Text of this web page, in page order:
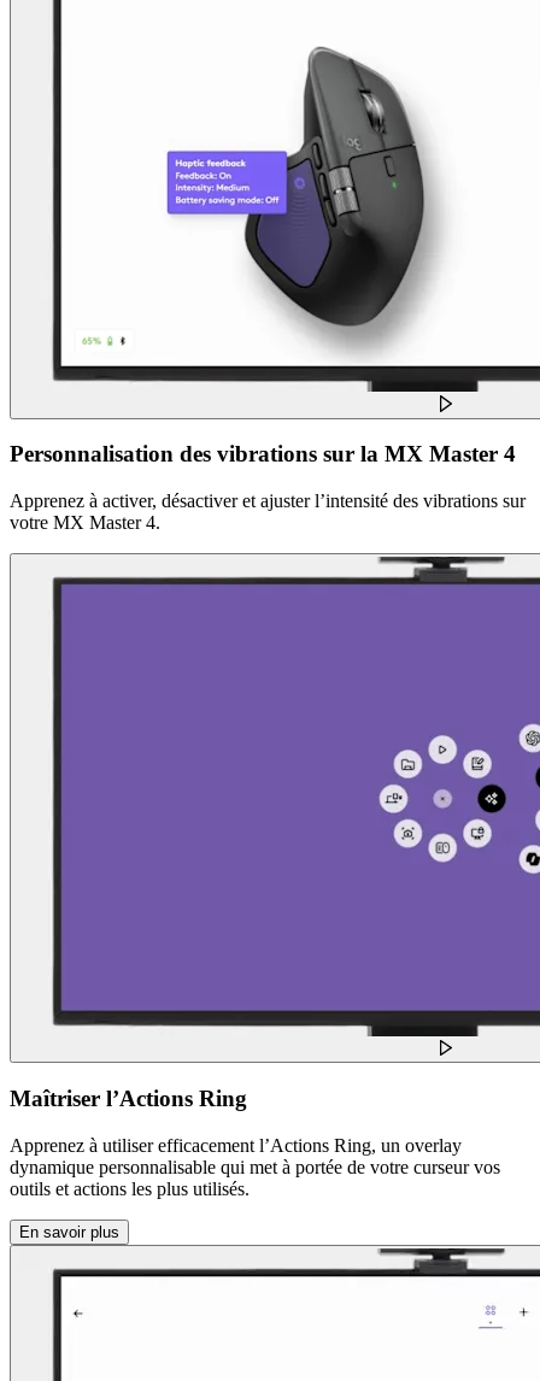
Personnalisation des vibrations sur la MX Master 4
Apprenez à activer, désactiver et ajuster l’intensité des vibrations sur
votre MX Master 4.
Maîtriser l’Actions Ring
Apprenez à utiliser efficacement l’Actions Ring, un overlay
dynamique personnalisable qui met à portée de votre curseur vos
outils et actions les plus utilisés.
En savoir plus